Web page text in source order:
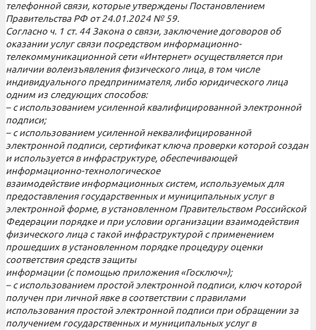
телефонной связи, которые утверждены Постановлением
Правительства РФ от 24.01.2024 № 59.
Согласно ч. 1 ст. 44 Закона о связи, заключение договоров об
оказании услуг связи посредством информационно-
телекоммуникационной сети «Интернет» осуществляется при
наличии волеизъявления физического лица, в том числе
индивидуального предпринимателя, либо юридического лица
одним из следующих способов:
– с использованием усиленной квалифицированной электронной
подписи;
– с использованием усиленной неквалифицированной
электронной подписи, сертификат ключа проверки которой создан
и используется в инфраструктуре, обеспечивающей
информационно-технологическое
взаимодействие информационных систем, используемых для
предоставления государственных и муниципальных услуг в
электронной форме, в установленном Правительством Российской
Федерации порядке и при условии организации взаимодействия
физического лица с такой инфраструктурой с применением
прошедших в установленном порядке процедуру оценки
соответствия средств защиты
информации (с помощью приложения «Госключ»);
– с использованием простой электронной подписи, ключ которой
получен при личной явке в соответствии с правилами
использования простой электронной подписи при обращении за
получением государственных и муниципальных услуг в